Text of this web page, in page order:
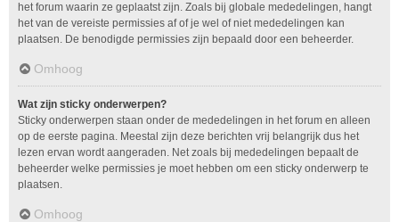
het forum waarin ze geplaatst zijn. Zoals bij globale mededelingen, hangt
het van de vereiste permissies af of je wel of niet mededelingen kan
plaatsen. De benodigde permissies zijn bepaald door een beheerder.
Omhoog
Wat zijn sticky onderwerpen?
Sticky onderwerpen staan onder de mededelingen in het forum en alleen
op de eerste pagina. Meestal zijn deze berichten vrij belangrijk dus het
lezen ervan wordt aangeraden. Net zoals bij mededelingen bepaalt de
beheerder welke permissies je moet hebben om een sticky onderwerp te
plaatsen.
Omhoog